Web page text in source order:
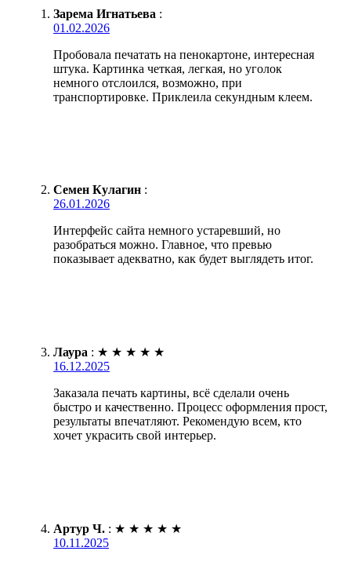
Зарема Игнатьева :
01.02.2026
Пробовала печатать на пенокартоне, интересная
штука. Картинка четкая, легкая, но уголок
немного отслоился, возможно, при
транспортировке. Приклеила секундным клеем.
Семен Кулагин :
26.01.2026
Интерфейс сайта немного устаревший, но
разобраться можно. Главное, что превью
показывает адекватно, как будет выглядеть итог.
Лаура : ★ ★ ★ ★ ★
16.12.2025
Заказала печать картины, всё сделали очень
быстро и качественно. Процесс оформления прост,
результаты впечатляют. Рекомендую всем, кто
хочет украсить свой интерьер.
Артур Ч. : ★ ★ ★ ★ ★
10.11.2025